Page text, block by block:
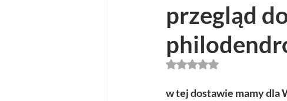
przegląd
Oceniono na NaN z 5
w tej dostawie mamy dla